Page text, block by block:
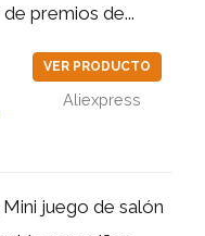
premios de...
VER PRODUCTO
Aliexpress
juego de salón